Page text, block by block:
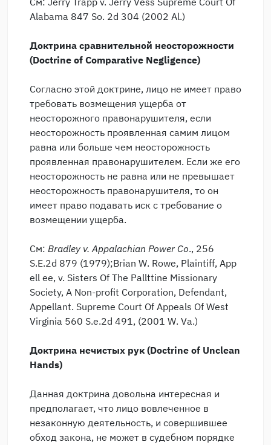
Alabama 847 So. 2d 304 (2002 Al.)
Доктрина сравнительной неосторожности
(Doctrine of Comparative Negligence)
Согласно этой доктрине, лицо не имеет право
требовать возмещения ущерба от
неосторожного правонарушителя, если
неосторожность проявленная самим лицом
равна или больше чем неосторожность
проявленная правонарушителем. Если же его
неосторожность не равна или не превышает
неосторожность правонарушителя, то он
имеет право подавать иск с требование о
возмещении ущерба.
См: Bradley v. Appalachian Power Co., 256
S.E.2d 879 (1979);Brian W. Rowe, Plaintiff, App
ell ee, v. Sisters Of The Pallttine Missionary
Society, A Non-profit Corporation, Defendant,
Appellant. Supreme Court Of Appeals Of West
Virginia 560 S.e.2d 491, (2001 W. Va.)
Доктрина нечистых рук (Doctrine of Unclean
Hands)
Данная доктрина довольна интересная и
предполагает, что лицо вовлеченное в
незаконную деятельность, и совершившее
обход закона, не может в судебном порядке